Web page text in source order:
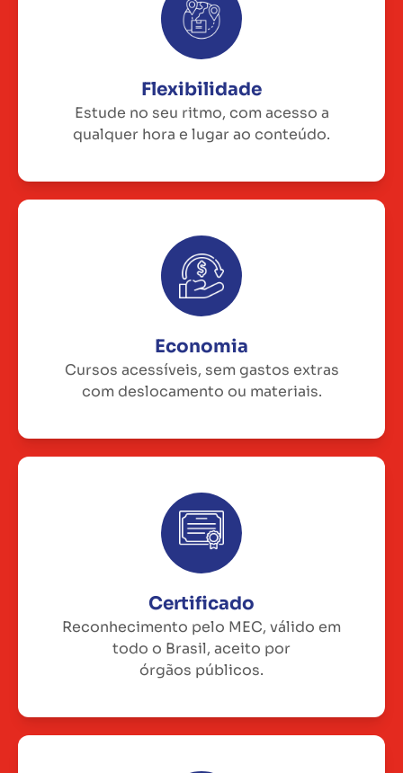
Flexibilidade
Estude no seu ritmo, com acesso a
qualquer hora e lugar ao conteúdo.
Economia
Cursos acessíveis, sem gastos extras
com deslocamento ou materiais.
Certificado
Reconhecimento pelo MEC, válido em
todo o Brasil, aceito por
órgãos públicos.